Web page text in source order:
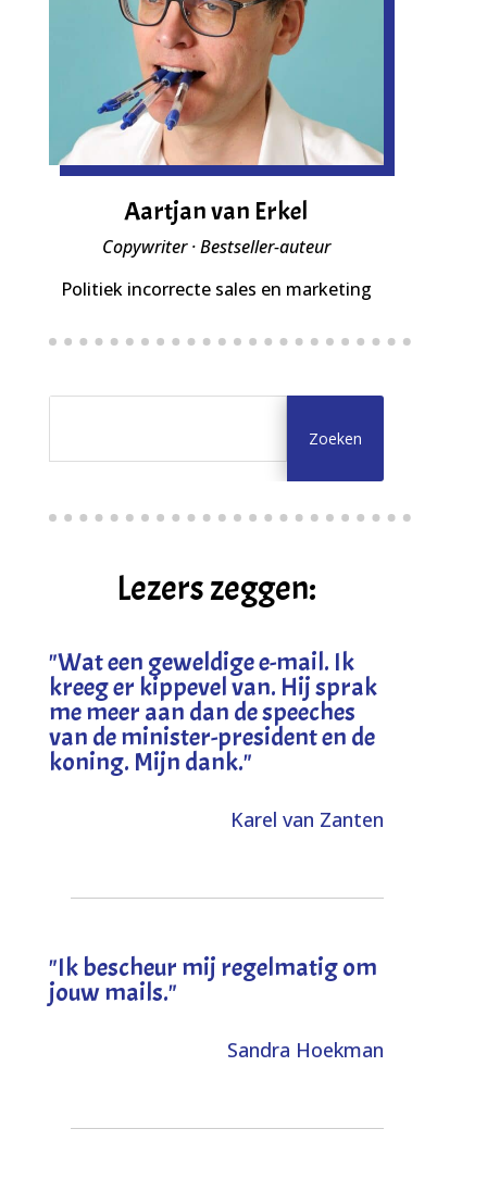
Aartjan van Erkel
Copywriter · Bestseller-auteur
Politiek incorrecte sales en marketing
Lezers zeggen:
"Wat een geweldige e-mail. Ik
kreeg er kippevel van. Hij sprak
me meer aan dan de speeches
van de minister-president en de
koning. Mijn dank."
Karel van Zanten
"Ik bescheur mij regelmatig om
jouw mails."
Sandra Hoekman